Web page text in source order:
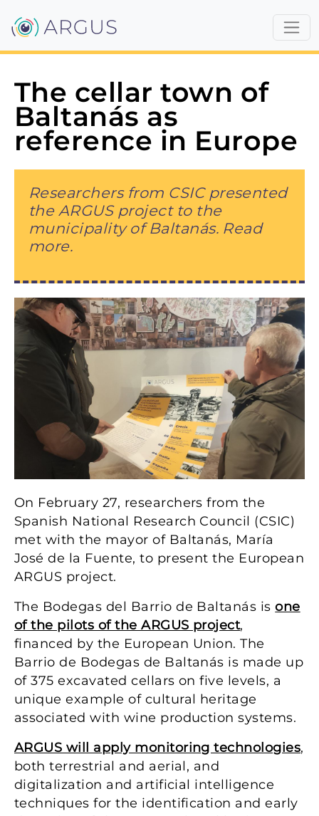
The cellar town of
Baltanás as
reference in Europe
Researchers from CSIC presented
the ARGUS project to the
municipality of Baltanás. Read
more.
Εικόνα
On February 27, researchers from the
Spanish National Research Council (CSIC)
met with the mayor of Baltanás, María
José de la Fuente, to present the European
ARGUS project.
The Bodegas del Barrio de Baltanás isone
of the pilots of the ARGUS project,
financed by the European Union. The
Barrio de Bodegas de Baltanás is made up
of 375 excavated cellars on five levels, a
unique example of cultural heritage
associated with wine production systems.
ARGUS will apply monitoring technologies,
both terrestrial and aerial, and
digitalization and artificial intelligence
techniques for the identification and early